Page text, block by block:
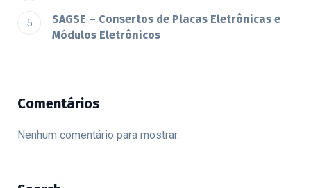
SAGSE – Consertos de Placas Eletrônicas e
Módulos Eletrônicos
Comentários
Nenhum comentário para mostrar.